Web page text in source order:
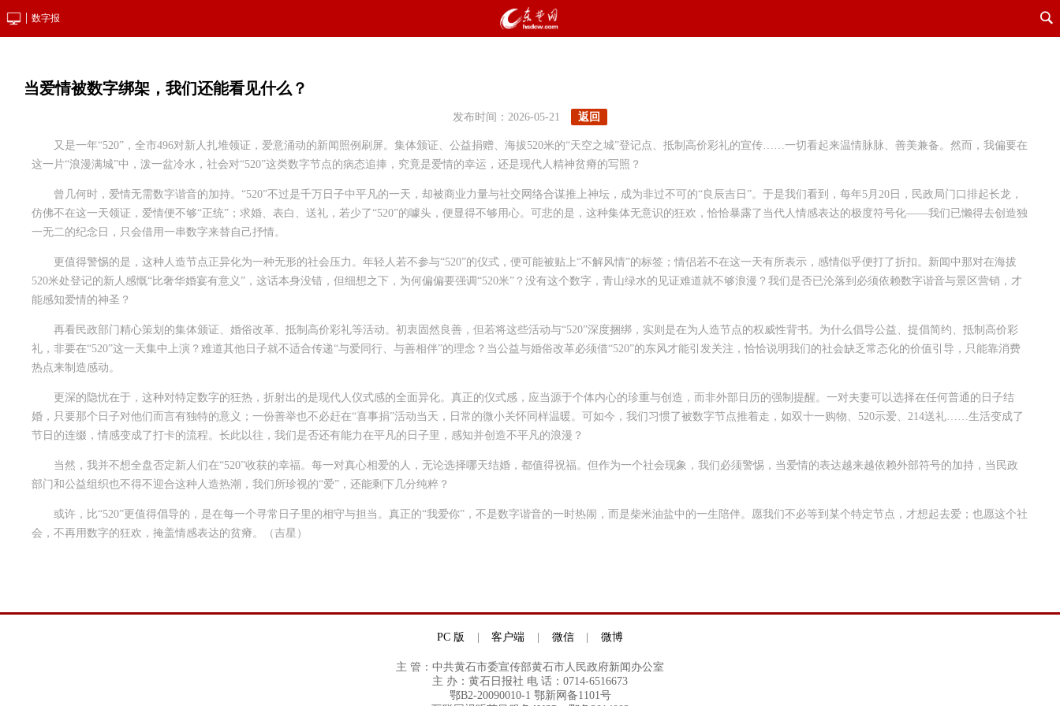
数字报
当爱情被数字绑架，我们还能看见什么？
发布时间：2026-05-21 返回
又是一年“520”，全市496对新人扎堆领证，爱意涌动的新闻照例刷屏。集体颁证、公益捐赠、海拔520米的“天空之城”登记点、抵制高价彩礼的宣传……一切看起来温情脉脉、善美兼备。然而，我偏要在
这一片“浪漫满城”中，泼一盆冷水，社会对“520”这类数字节点的病态追捧，究竟是爱情的幸运，还是现代人精神贫瘠的写照？
曾几何时，爱情无需数字谐音的加持。“520”不过是千万日子中平凡的一天，却被商业力量与社交网络合谋推上神坛，成为非过不可的“良辰吉日”。于是我们看到，每年5月20日，民政局门口排起长龙，
仿佛不在这一天领证，爱情便不够“正统”；求婚、表白、送礼，若少了“520”的噱头，便显得不够用心。可悲的是，这种集体无意识的狂欢，恰恰暴露了当代人情感表达的极度符号化——我们已懒得去创造独
一无二的纪念日，只会借用一串数字来替自己抒情。
更值得警惕的是，这种人造节点正异化为一种无形的社会压力。年轻人若不参与“520”的仪式，便可能被贴上“不解风情”的标签；情侣若不在这一天有所表示，感情似乎便打了折扣。新闻中那对在海拔
520米处登记的新人感慨“比奢华婚宴有意义”，这话本身没错，但细想之下，为何偏偏要强调“520米”？没有这个数字，青山绿水的见证难道就不够浪漫？我们是否已沦落到必须依赖数字谐音与景区营销，才
能感知爱情的神圣？
再看民政部门精心策划的集体颁证、婚俗改革、抵制高价彩礼等活动。初衷固然良善，但若将这些活动与“520”深度捆绑，实则是在为人造节点的权威性背书。为什么倡导公益、提倡简约、抵制高价彩
礼，非要在“520”这一天集中上演？难道其他日子就不适合传递“与爱同行、与善相伴”的理念？当公益与婚俗改革必须借“520”的东风才能引发关注，恰恰说明我们的社会缺乏常态化的价值引导，只能靠消费
热点来制造感动。
更深的隐忧在于，这种对特定数字的狂热，折射出的是现代人仪式感的全面异化。真正的仪式感，应当源于个体内心的珍重与创造，而非外部日历的强制提醒。一对夫妻可以选择在任何普通的日子结
婚，只要那个日子对他们而言有独特的意义；一份善举也不必赶在“喜事捐”活动当天，日常的微小关怀同样温暖。可如今，我们习惯了被数字节点推着走，如双十一购物、520示爱、214送礼……生活变成了
节日的连缀，情感变成了打卡的流程。长此以往，我们是否还有能力在平凡的日子里，感知并创造不平凡的浪漫？
当然，我并不想全盘否定新人们在“520”收获的幸福。每一对真心相爱的人，无论选择哪天结婚，都值得祝福。但作为一个社会现象，我们必须警惕，当爱情的表达越来越依赖外部符号的加持，当民政
部门和公益组织也不得不迎合这种人造热潮，我们所珍视的“爱”，还能剩下几分纯粹？
或许，比“520”更值得倡导的，是在每一个寻常日子里的相守与担当。真正的“我爱你”，不是数字谐音的一时热闹，而是柴米油盐中的一生陪伴。愿我们不必等到某个特定节点，才想起去爱；也愿这个社
会，不再用数字的狂欢，掩盖情感表达的贫瘠。（吉星）
PC 版 客户端 微信 微博
主 管：中共黄石市委宣传部黄石市人民政府新闻办公室
主 办：黄石日报社 电 话：0714-6516673
鄂B2-20090010-1 鄂新网备1101号